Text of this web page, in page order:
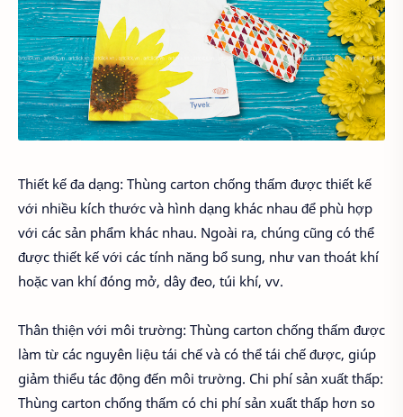
Thiết kế đa dạng: Thùng carton chống thấm được thiết kế
với nhiều kích thước và hình dạng khác nhau để phù hợp
với các sản phẩm khác nhau. Ngoài ra, chúng cũng có thể
được thiết kế với các tính năng bổ sung, như van thoát khí
hoặc van khí đóng mở, dây đeo, túi khí, vv.
Thân thiện với môi trường: Thùng carton chống thấm được
làm từ các nguyên liệu tái chế và có thể tái chế được, giúp
giảm thiểu tác động đến môi trường. Chi phí sản xuất thấp:
Thùng carton chống thấm có chi phí sản xuất thấp hơn so